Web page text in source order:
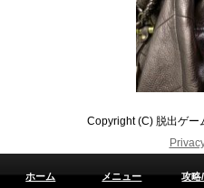
Copyright (C) 脱出ゲー
ホーム メニュー 攻略